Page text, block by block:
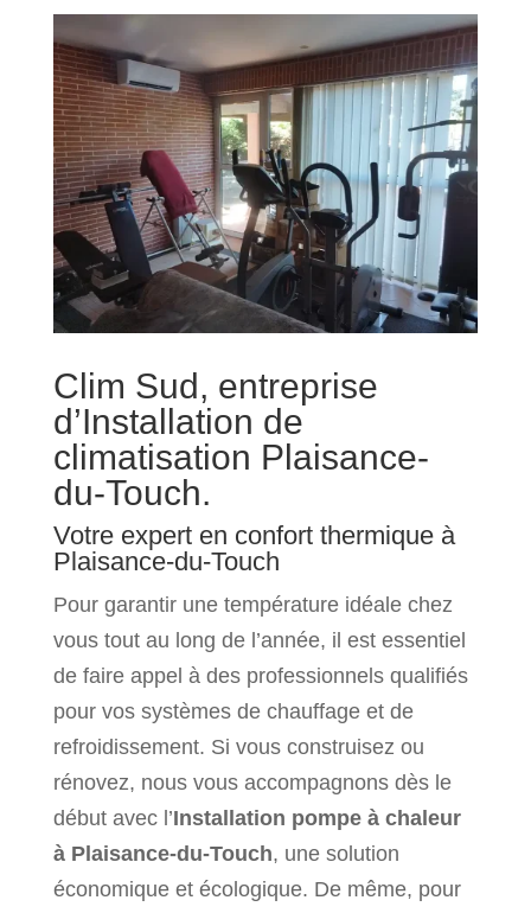
Clim Sud, entreprise
d’Installation de
climatisation Plaisance-
du-Touch.
Votre expert en confort thermique à
Plaisance-du-Touch
Pour garantir une température idéale chez
vous tout au long de l’année, il est essentiel
de faire appel à des professionnels qualifiés
pour vos systèmes de chauffage et de
refroidissement. Si vous construisez ou
rénovez, nous vous accompagnons dès le
début avec l’Installation pompe à chaleur
à Plaisance-du-Touch, une solution
économique et écologique. De même, pour